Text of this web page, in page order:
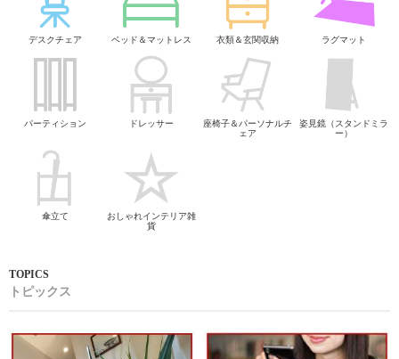
デスクチェア ベッド＆マットレス 衣類＆玄関収納 ラグマット
パーティション ドレッサー
座椅子＆パーソナルチ
ェア
姿見鏡（スタンドミラ
ー）
傘立て
おしゃれインテリア雑
貨
トピックス